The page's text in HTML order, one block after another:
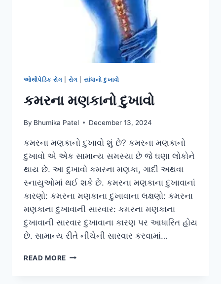
ઓર્થોપેડિક રોગ રોગ સાંધાનો દુખાવો
કમરના મણકાનો દુખાવો
By Bhumika Patel December 13, 2024
કમરના મણકાનો દુખાવો શું છે? કમરના મણકાનો
દુખાવો એ એક સામાન્ય સમસ્યા છે જે ઘણા લોકોને
થાય છે. આ દુખાવો કમરના મણકા, ગાદી અથવા
સ્નાયુઓમાં થઈ શકે છે. કમરના મણકાના દુખાવાનાં
કારણો: કમરના મણકાના દુખાવાના લક્ષણો: કમરના
મણકાના દુખાવાની સારવાર: કમરના મણકાના
દુખાવાની સારવાર દુખાવાના કારણ પર આધારિત હોય
છે. સામાન્ય રીતે નીચેની સારવાર કરવામાં…
READ MORE કમરના